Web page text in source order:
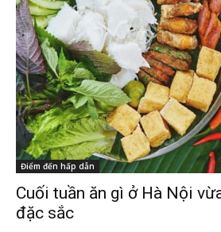
Điểm đến hấp dẫn
Cuối tuần ăn gì ở Hà Nội
đặc sắc